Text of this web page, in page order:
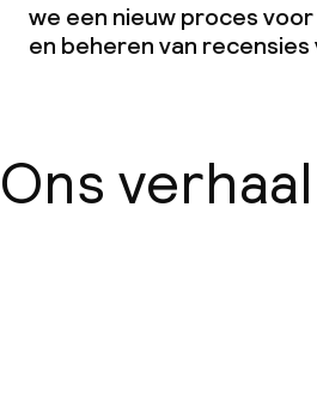
we een nieuw proces
en beheren van recensies
Ons verhaal